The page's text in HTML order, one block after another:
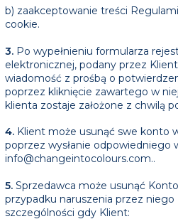
b) zaakceptowanie treści
cookie.
3. Po wypełnieniu formularza
elektronicznej, podany przez
wiadomość z prośbą o
poprzez kliknięcie zawartego w
klienta zostaje założone z chwilą
4. Klient może usunąć swe konto
poprzez wysłanie odpowiedniego
info@changeintocolours.com..
5. Sprzedawca może usunąć
przypadku naruszenia przez
szczególności gdy Klient: